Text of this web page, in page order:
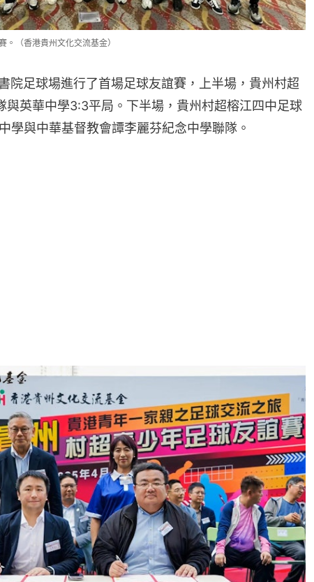
。（香港貴州文化交流基金）
院足球場進行了首場足球友誼賽，上半場，貴州村超
與英華中學3:3平局。下半場，貴州村超榕江四中足球
學與中華基督教會譚李麗芬紀念中學聯隊。